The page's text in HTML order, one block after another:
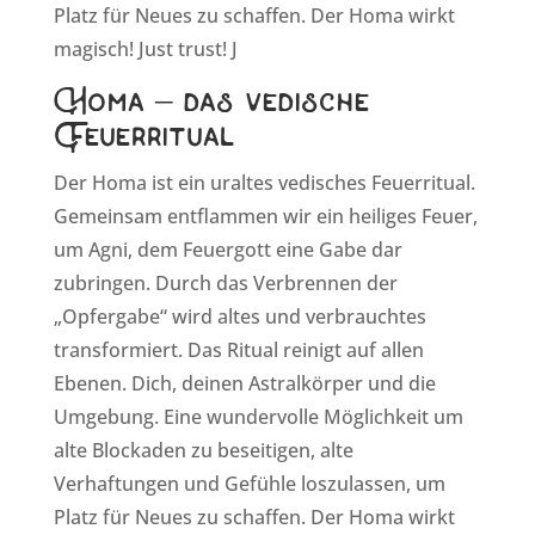
Platz für Neues zu schaffen. Der Homa wirkt
magisch! Just trust! J
Homa – das vedische
Feuerritual
Der Homa ist ein uraltes vedisches Feuerritual.
Gemeinsam entflammen wir ein heiliges Feuer,
um Agni, dem Feuergott eine Gabe dar
zubringen. Durch das Verbrennen der
„Opfergabe“ wird altes und verbrauchtes
transformiert. Das Ritual reinigt auf allen
Ebenen. Dich, deinen Astralkörper und die
Umgebung. Eine wundervolle Möglichkeit um
alte Blockaden zu beseitigen, alte
Verhaftungen und Gefühle loszulassen, um
Platz für Neues zu schaffen. Der Homa wirkt